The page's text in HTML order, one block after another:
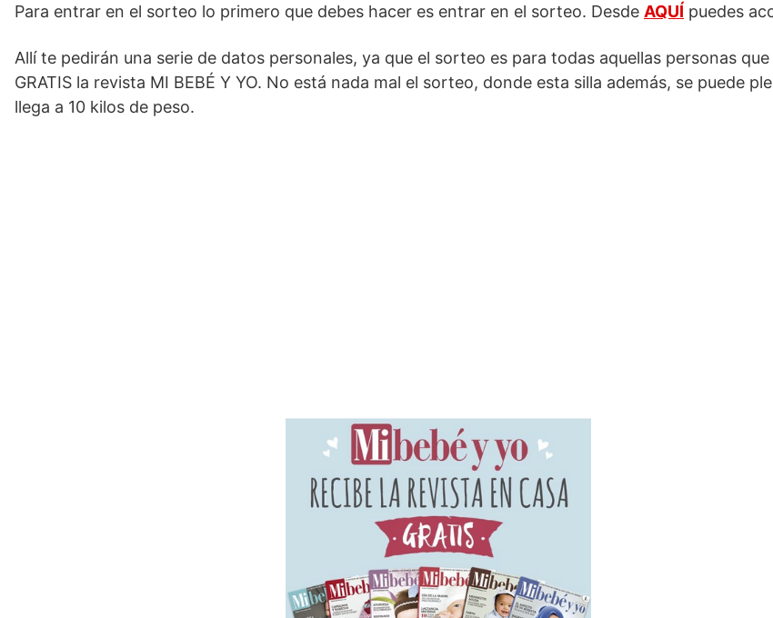
Para entrar en el sorteo lo primero que debes hacer es entrar en el sorteo. Desde AQUÍ puedes
Allí te pedirán una serie de datos personales, ya que el sorteo es para todas aquellas personas
GRATIS la revista MI BEBÉ Y YO. No está nada mal el sorteo, donde esta silla además, se puede
llega a 10 kilos de peso.